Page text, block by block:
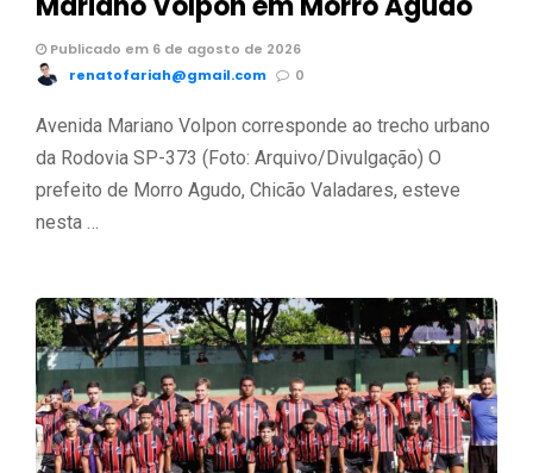
Publicado em 6 de agosto de 2026
renatofariah@gmail.com
0
Avenida Mariano Volpon corresponde ao trecho urbano
da Rodovia SP-373 (Foto: Arquivo/Divulgação) O
prefeito de Morro Agudo, Chicão Valadares, esteve
nesta …